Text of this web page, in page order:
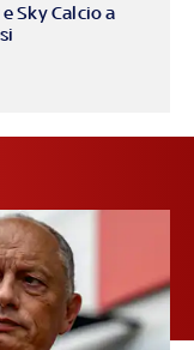
Sky Calcio a